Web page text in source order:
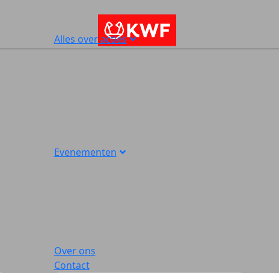
Alles over acties
Evenementen
Over ons
Contact